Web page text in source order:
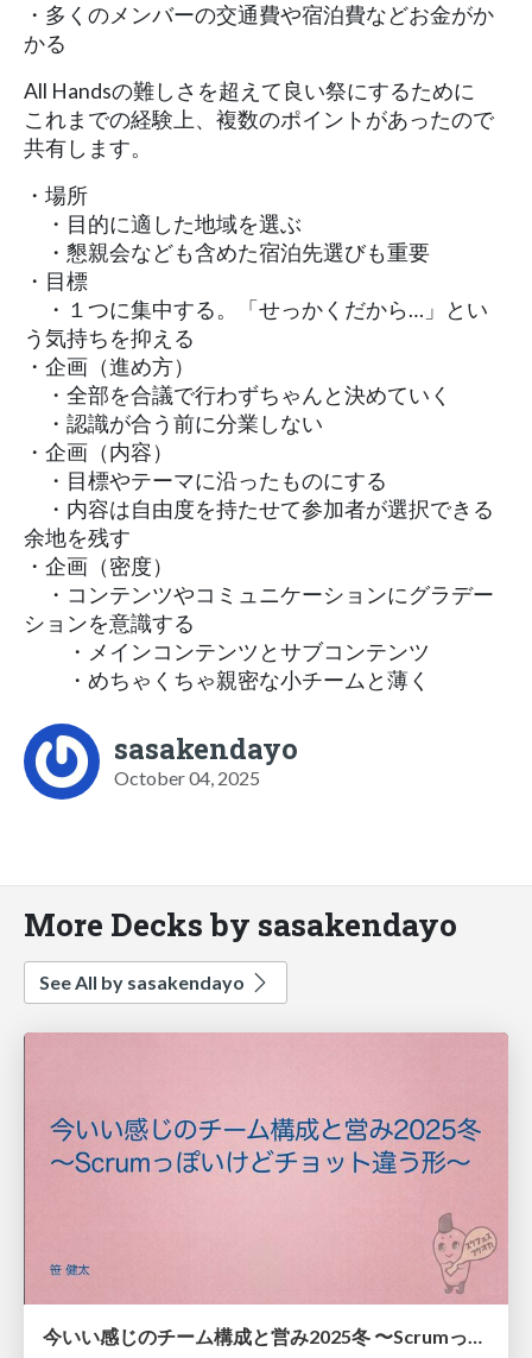
・多くのメンバーの交通費や宿泊費などお金がか
かる
All Handsの難しさを超えて良い祭にするために
これまでの経験上、複数のポイントがあったので
共有します。
・場所
・目的に適した地域を選ぶ
・懇親会なども含めた宿泊先選びも重要
・目標
・１つに集中する。「せっかくだから…」とい
う気持ちを抑える
・企画（進め方）
・全部を合議で行わずちゃんと決めていく
・認識が合う前に分業しない
・企画（内容）
・目標やテーマに沿ったものにする
・内容は自由度を持たせて参加者が選択できる
余地を残す
・企画（密度）
・コンテンツやコミュニケーションにグラデー
ションを意識する
・メインコンテンツとサブコンテンツ
・めちゃくちゃ親密な小チームと薄く
sasakendayo
October 04, 2025
More Decks by sasakendayo
See All by sasakendayo
今いい感じのチーム構成と営み2025冬 〜Scrumっぽいけどチョット違う形〜